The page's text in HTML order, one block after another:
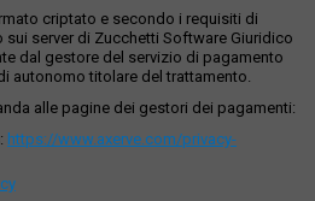
criptato e secondo i requisiti di
server di Zucchetti Software Giuridico
dal gestore del servizio di pagamento
autonomo titolare del trattamento.
alle pagine dei gestori dei pagamenti:
: https://www.axerve.com/privacy-